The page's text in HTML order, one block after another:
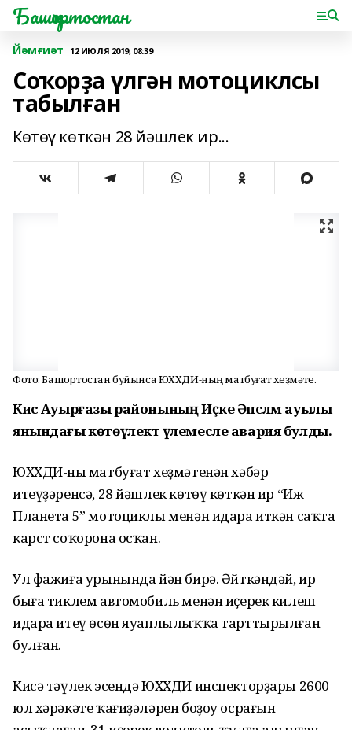
Башҡортостан
Йәмғиәт 12 ИЮЛЯ 2019, 08:39
Соҡорҙа үлгән мотоциклсы
табылған
Көтөү көткән 28 йәшлек ир...
Фото: Башҡортостан буйынса ЮХХДИ-ның матбуғат хеҙмәте.
Кисә Ауырғазы районының Иҫке Әпсәләм ауылы
янындағы көтөүлектә үлемесле авария булды.
ЮХХДИ-ның матбуғат хеҙмәтенән хәбәр
итеүҙәренсә, 28 йәшлек көтөү көткән ир “Иж
Планета 5” мотоциклы менән идара иткән саҡта
карст соҡорона осҡан.
Ул фажиға урынында йән бирә. Әйткәндәй, ир
быға тиклем автомобиль менән иҫерек килеш
идара итеү өсөн яуаплылыҡҡа тарттырылған
булған.
Кисә тәүлек эсендә ЮХХДИ инспекторҙары 2600
юл хәрәкәте ҡағиҙәләрен боҙоу осрағын